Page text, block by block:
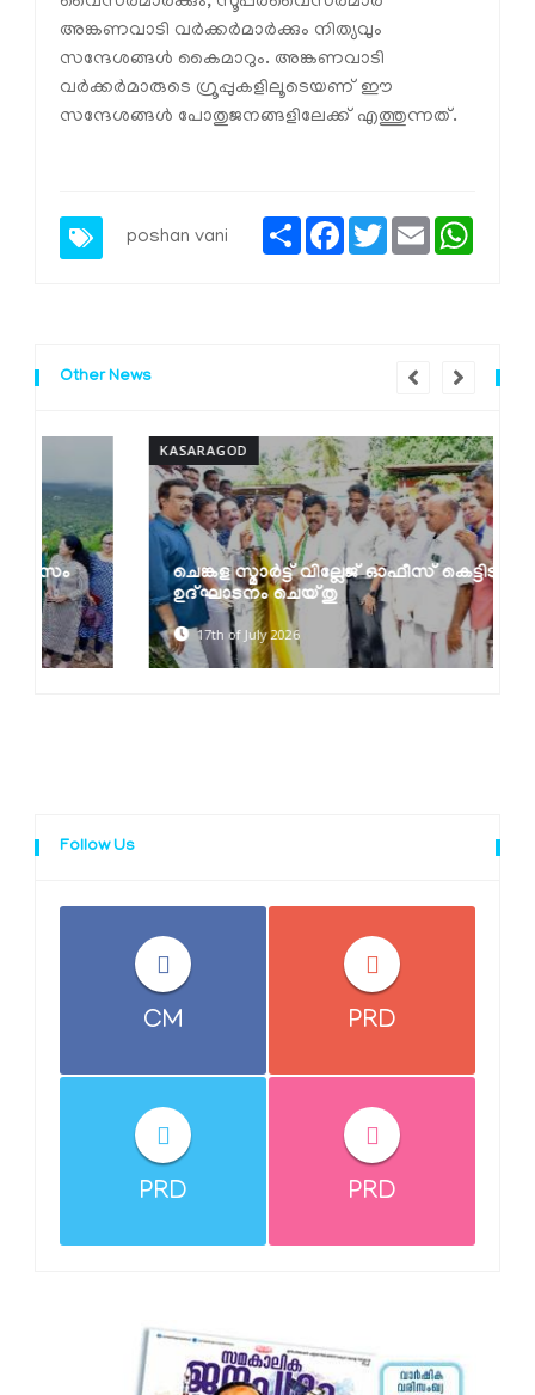
അങ്കണവാടി വര്‍ക്കര്‍മാര്‍ക്കും നിത്യവും
സന്ദേശങ്ങള്‍ കൈമാറും. അങ്കണവാടി
വര്‍ക്കര്‍മാരുടെ ഗ്രൂപ്പുകളിലൂടെയണ് ഈ
സന്ദേശങ്ങള്‍ പോതുജനങ്ങളിലേക്ക് എത്തുന്നത്.
poshan vani
ShareFacebook
TwitterEmail
Other News
ചെങ്കള സ്മാർട്ട് വില്ലേജ് ഓഫീസ് കെട്ടിടം
ഉദ്ഘാടനം ചെയ്തു
17th of July 2026
Follow Us
CM PRD
PRD PRD